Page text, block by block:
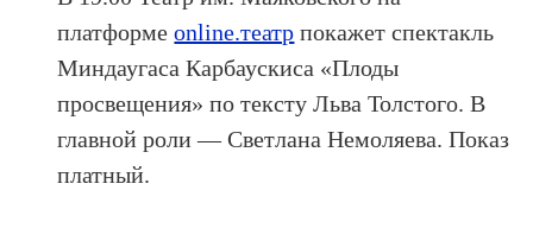
платформеonline.театр покажет спектакль
Миндаугаса Карбаускиса «Плоды
просвещения» по тексту Льва Толстого. В
главной роли — Светлана Немоляева. Показ
платный.